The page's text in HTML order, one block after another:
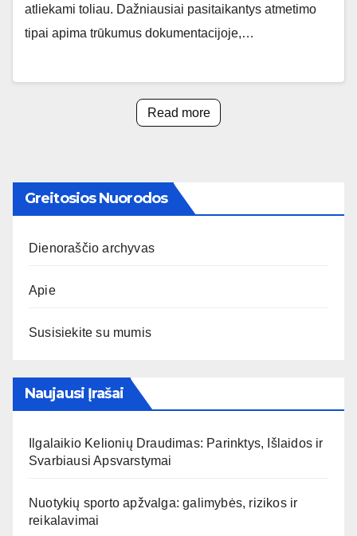
atliekami toliau. Dažniausiai pasitaikantys atmetimo
tipai apima trūkumus dokumentacijoje,…
Read more
Greitosios Nuorodos
Dienoraščio archyvas
Apie
Susisiekite su mumis
Naujausi Įrašai
Ilgalaikio Kelionių Draudimas: Parinktys, Išlaidos ir
Svarbiausi Apsvarstymai
Nuotykių sporto apžvalga: galimybės, rizikos ir
reikalavimai